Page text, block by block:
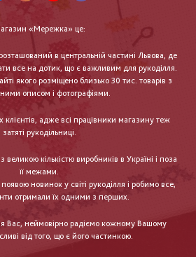
«Мережка» це:
в центральній частині Львова, де
все на дотик, що є важливим для рукоділля.
якого розміщено близько 30 тис. товарів з
описом і фотографіями.
клієнтів, адже всі працівники магазину теж
затяті рукодільниці.
кількістю виробників в Україні і поза
її межами.
новинок у світі рукоділля і робимо все,
отримали їх одними з перших.
Вас, неймовірно радіємо кожному Вашому
від того, що є його частинкою.